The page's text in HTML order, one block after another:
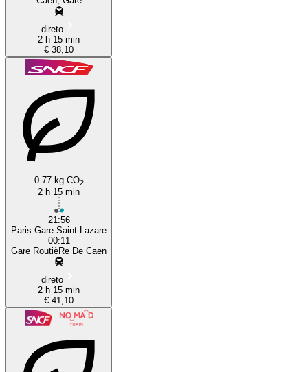
direto
2 h 15 min
€ 38,10
0.77 kg CO2
2 h 15 min
21:56
Paris Gare Saint-Lazare
00:11
Gare RoutièRe De Caen
direto
2 h 15 min
€ 41,10